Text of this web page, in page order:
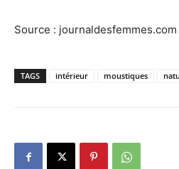
Source : journaldesfemmes.com
TAGS intérieur moustiques